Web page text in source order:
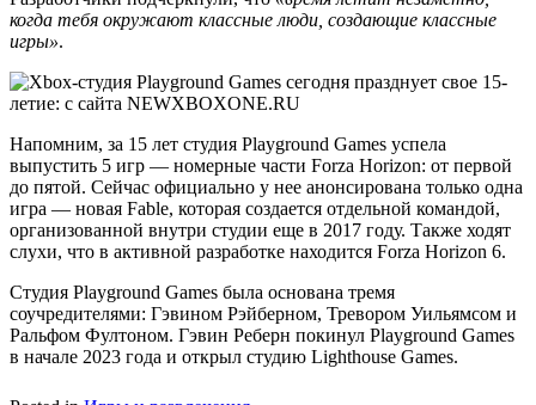
когда тебя окружают классные люди, создающие классные
игры».
Напомним, за 15 лет студия Playground Games успела
выпустить 5 игр — номерные части Forza Horizon: от первой
до пятой. Сейчас официально у нее анонсирована только одна
игра — новая Fable, которая создается отдельной командой,
организованной внутри студии еще в 2017 году. Также ходят
слухи, что в активной разработке находится Forza Horizon 6.
Студия Playground Games была основана тремя
соучредителями: Гэвином Рэйберном, Тревором Уильямсом и
Ральфом Фултоном. Гэвин Реберн покинул Playground Games
в начале 2023 года и открыл студию Lighthouse Games.